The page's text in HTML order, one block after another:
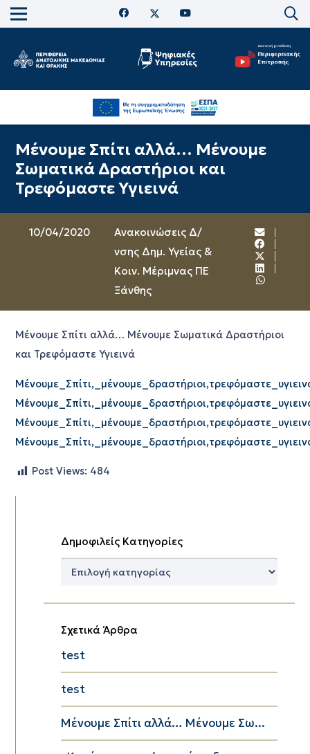
Μένουμε Σπίτι αλλά… Μένουμε
Σωματικά Δραστήριοι και
Τρεφόμαστε Υγιεινά
10/04/2020
Ανακοινώσεις Δ/
νσης Δημ. Υγείας &
Κοιν. Μέριμνας ΠΕ
Ξάνθης
Μένουμε Σπίτι αλλά… Μένουμε Σωματικά Δραστήριοι
και Τρεφόμαστε Υγιεινά
Post Views: 484
Δημοφιλείς Κατηγορίες
Δημοφιλείς
Σχετικά Άρθρα
test
test
Μένουμε Σπίτι αλλά… Μένουμε Σω...